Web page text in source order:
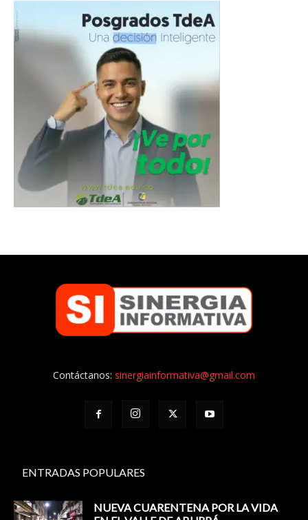
Contáctanos: sinergiainformativa@gmail.com
ENTRADAS POPULARES
NUEVA CUARENTENA POR LA VIDA